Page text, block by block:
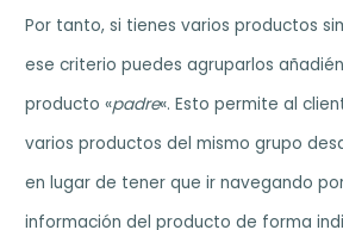
Por tanto, si tienes varios productos
ese criterio puedes agruparlos
producto «padre«. Esto permite al
varios productos del mismo grupo
en lugar de tener que ir navegando
información del producto de forma